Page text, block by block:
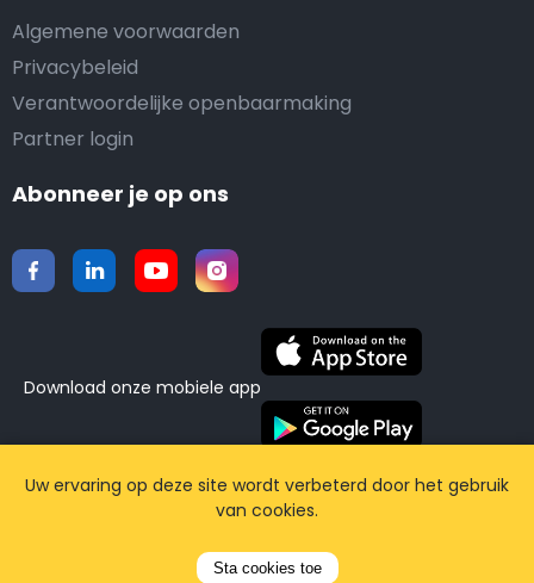
Algemene voorwaarden
Privacybeleid
Verantwoordelijke openbaarmaking
Partner login
Abonneer je op ons
Download onze mobiele app
©2015-2026 Airporttaxis.com.Alle rechten
voorbehouden | Powered byCodiCo.io
Uw ervaring op deze site wordt verbeterd door het gebruik
van cookies.
Sta cookies toe